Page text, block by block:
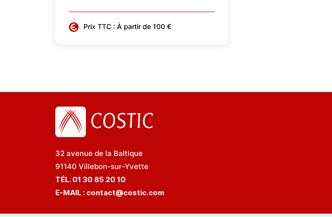
Prix TTC : À partir de 100 €
32 avenue de la Baltique
91140 Villebon-sur-Yvette
TÉL. 01 30 85 20 10
E-MAIL : contact@costic.com